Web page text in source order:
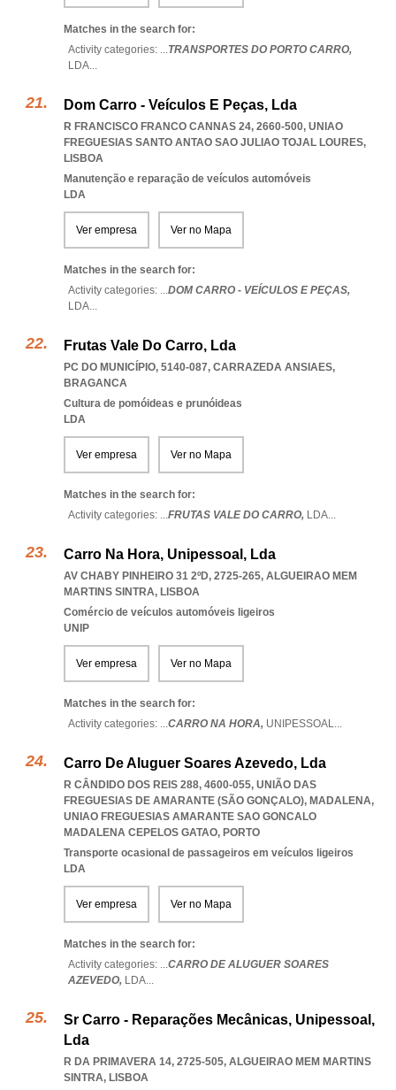
Matches in the search for:
Activity categories: ...TRANSPORTES DO PORTO CARRO,
LDA...
Dom Carro - Veículos E Peças, Lda
R FRANCISCO FRANCO CANNAS 24, 2660-500, UNIAO
FREGUESIAS SANTO ANTAO SAO JULIAO TOJAL LOURES,
LISBOA
Manutenção e reparação de veículos automóveis
LDA
Ver empresa Ver no Mapa
Matches in the search for:
Activity categories: ...DOM CARRO - VEÍCULOS E PEÇAS,
LDA...
Frutas Vale Do Carro, Lda
PC DO MUNICÍPIO, 5140-087, CARRAZEDA ANSIAES,
BRAGANCA
Cultura de pomóideas e prunóideas
LDA
Ver empresa Ver no Mapa
Matches in the search for:
Activity categories: ...FRUTAS VALE DO CARRO, LDA...
Carro Na Hora, Unipessoal, Lda
AV CHABY PINHEIRO 31 2ºD, 2725-265, ALGUEIRAO MEM
MARTINS SINTRA, LISBOA
Comércio de veículos automóveis ligeiros
UNIP
Ver empresa Ver no Mapa
Matches in the search for:
Activity categories: ...CARRO NA HORA, UNIPESSOAL...
Carro De Aluguer Soares Azevedo, Lda
R CÂNDIDO DOS REIS 288, 4600-055, UNIÃO DAS
FREGUESIAS DE AMARANTE (SÃO GONÇALO), MADALENA,
UNIAO FREGUESIAS AMARANTE SAO GONCALO
MADALENA CEPELOS GATAO, PORTO
Transporte ocasional de passageiros em veículos ligeiros
LDA
Ver empresa Ver no Mapa
Matches in the search for:
Activity categories: ...CARRO DE ALUGUER SOARES
AZEVEDO, LDA...
Sr Carro - Reparações Mecânicas, Unipessoal,
Lda
R DA PRIMAVERA 14, 2725-505, ALGUEIRAO MEM MARTINS
SINTRA, LISBOA